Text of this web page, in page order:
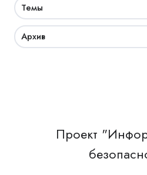
Темы
Архив
Проект